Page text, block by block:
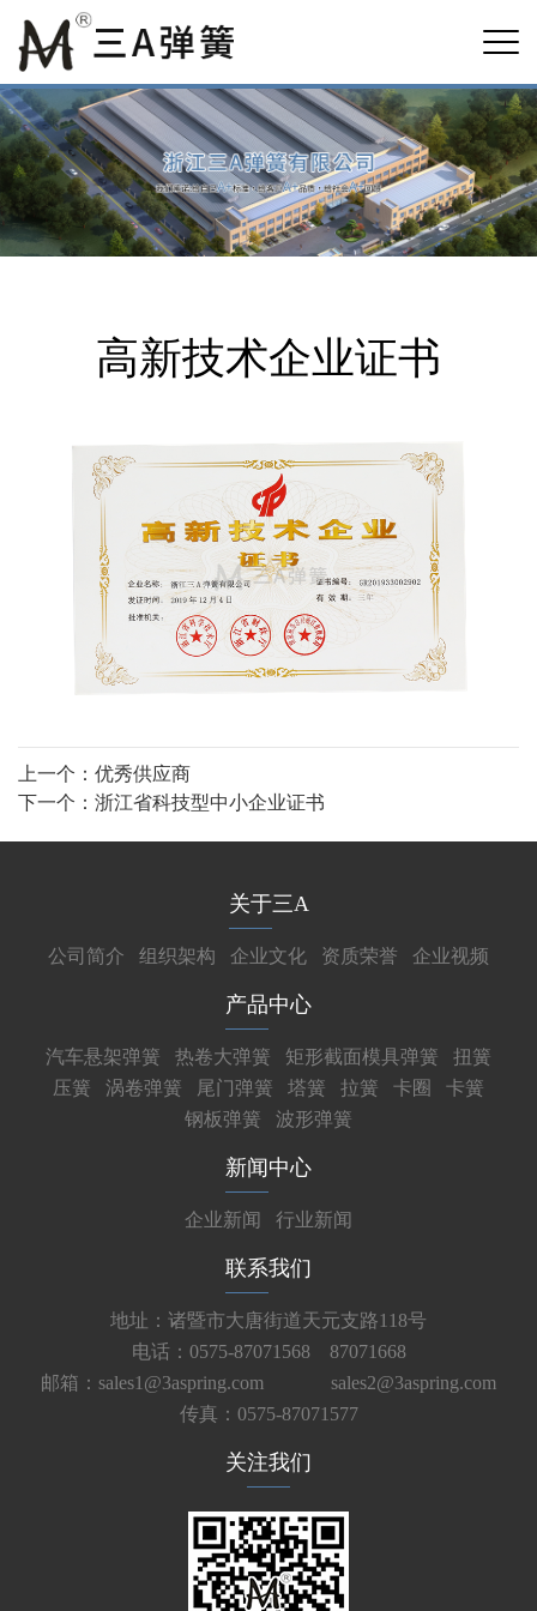
高新技术企业证书
上一个： 优秀供应商
下一个： 浙江省科技型中小企业证书
关于三A
公司简介 组织架构 企业文化 资质荣誉 企业视频
产品中心
汽车悬架弹簧 热卷大弹簧 矩形截面模具弹簧
扭簧
压簧
涡卷弹簧 尾门弹簧 塔簧 拉簧 卡圈
卡簧
钢板弹簧
波形弹簧
新闻中心
企业新闻 行业新闻
联系我们
地址：诸暨市大唐街道天元支路118号
电话：0575-87071568 87071668
邮箱：sales1@3aspring.com
sales2@3aspring.com
传真：0575-87071577
关注我们